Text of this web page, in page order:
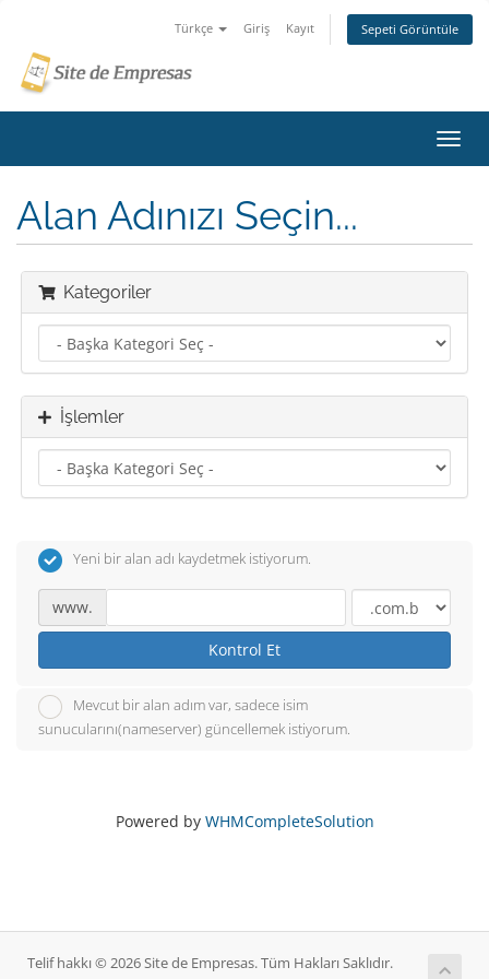
Türkçe Giriş Kayıt Sepeti Görüntüle
Alan Adınızı Seçin...
Kategoriler
İşlemler
Yeni bir alan adı kaydetmek istiyorum.
www.
Kontrol Et
Mevcut bir alan adım var, sadece isim
sunucularını(nameserver) güncellemek istiyorum.
Powered by WHMCompleteSolution
Telif hakkı © 2026 Site de Empresas. Tüm Hakları Saklıdır.